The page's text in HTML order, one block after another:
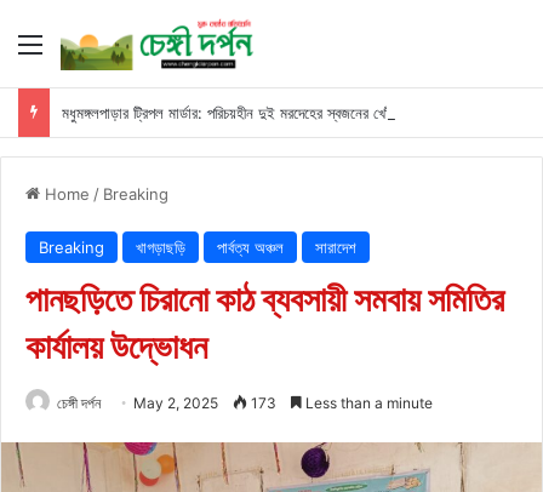
Menu
মধুমঙ্গলপাড়ার ট্রিপল মার্ডার: পরিচয়হীন দুই মরদেহের স্বজনের খোঁজ পুলিশের
Home / Breaking
Breaking খাগড়াছড়ি পার্বত্য অঞ্চল সারাদেশ
পানছড়িতে চিরানো কাঠ ব্যবসায়ী সমবায় সমিতির
কার্যালয় উদ্ভোধন
চেঙ্গী দর্পন May 2, 2025 173 Less than a minute